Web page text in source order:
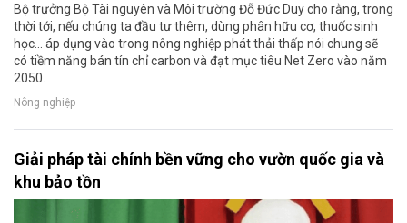
Bộ trưởng Bộ Tài nguyên và Môi trường Đỗ Đức Duy cho rằng, trong
thời tới, nếu chúng ta đầu tư thêm, dùng phân hữu cơ, thuốc sinh
học... áp dụng vào trong nông nghiệp phát thải thấp nói chung sẽ
có tiềm năng bán tín chỉ carbon và đạt mục tiêu Net Zero vào năm
2050.
Nông nghiệp
Giải pháp tài chính bền vững cho vườn quốc gia và
khu bảo tồn